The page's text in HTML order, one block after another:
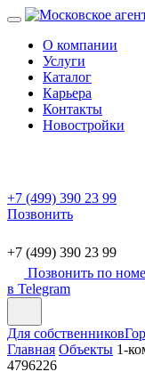
О компании
Услуги
Каталог
Карьера
Контакты
Новостройки
+7 (499) 390 23 99
Позвонить
+7 (499) 390 23 99
Позвонить по
в Telegram
Для собственников
Главная Объекты 1-
4796226